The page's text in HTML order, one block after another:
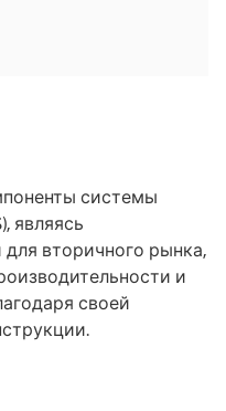
системы
являясь
вторичного рынка,
и
своей